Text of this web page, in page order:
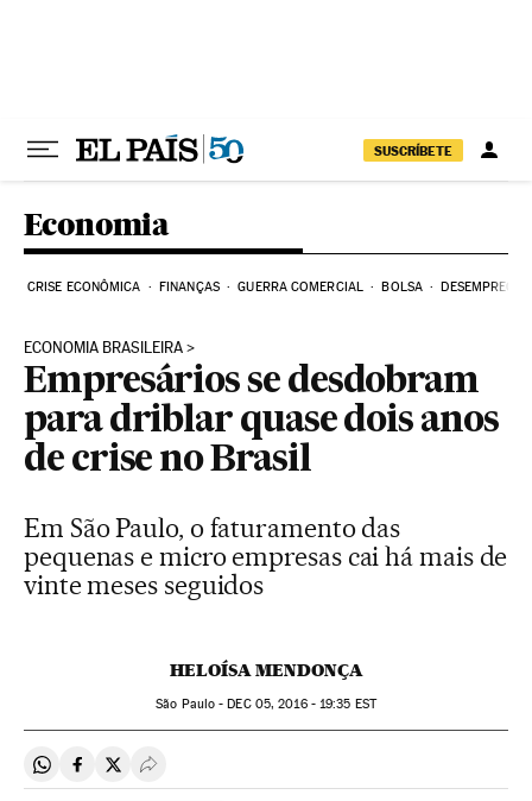
SUSCRÍBETE
Economia
CRISE ECONÔMICA FINANÇAS GUERRA COMERCIAL BOLSA DESEMPREGO
ECONOMIA BRASILEIRA
Empresários se desdobram
para driblar quase dois anos
de crise no Brasil
Em São Paulo, o faturamento das
pequenas e micro empresas cai há mais de
vinte meses seguidos
HELOÍSA MENDONÇA
São Paulo -DEC05, 2016 - 19:35 EST
Compartir en Whatsapp
Compartir en Facebook
Compartir en Twitter
Desplegar Redes Sociales